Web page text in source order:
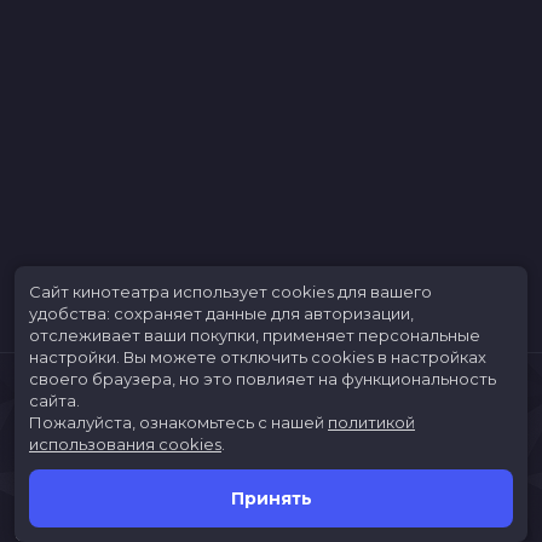
Скоро в кино
Сайт кинотеатра использует cookies для вашего
удобства: сохраняет данные для авторизации,
отслеживает ваши покупки, применяет персональные
настройки. Вы можете отключить cookies в настройках
своего браузера, но это повлияет на функциональность
сайта.
Пожалуйста, ознакомьтесь с нашей политикой
использования cookies
Принять